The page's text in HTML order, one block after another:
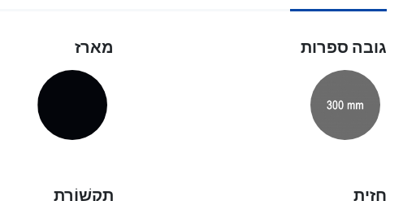
גובה ספרות מארז
חזית תִקשׁוֹרֶת